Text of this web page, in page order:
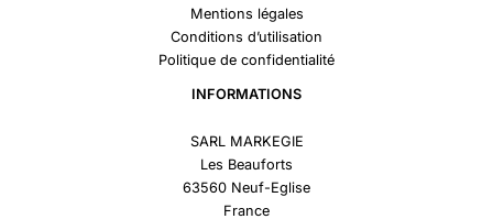
Mentions légales
Conditions d’utilisation
Politique de confidentialité
INFORMATIONS
SARL MARKEGIE
Les Beauforts
63560 Neuf-Eglise
France